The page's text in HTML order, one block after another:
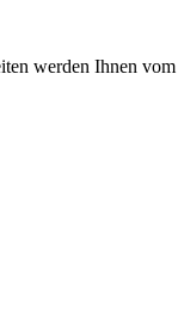
werden Ihnen